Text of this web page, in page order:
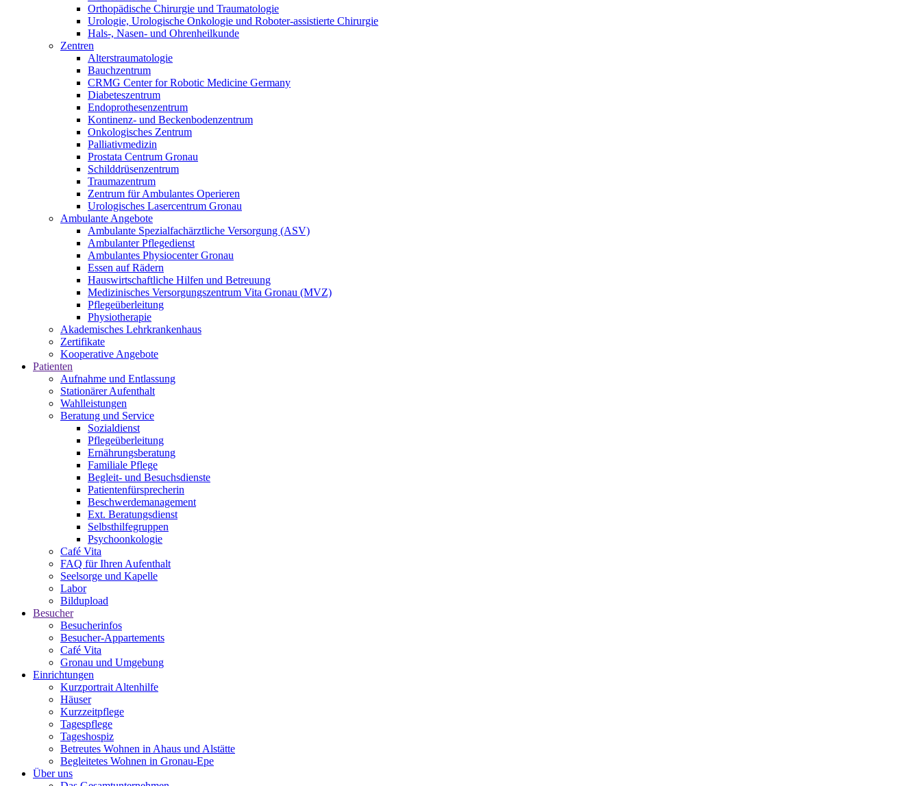
Orthopädische Chirurgie und Traumatologie
Urologie, Urologische Onkologie und Roboter-assistierte Chirurgie
Hals-, Nasen- und Ohrenheilkunde
Zentren
Alterstraumatologie
Bauchzentrum
CRMG Center for Robotic Medicine Germany
Diabeteszentrum
Endoprothesenzentrum
Kontinenz- und Beckenbodenzentrum
Onkologisches Zentrum
Palliativmedizin
Prostata Centrum Gronau
Schilddrüsenzentrum
Traumazentrum
Zentrum für Ambulantes Operieren
Urologisches Lasercentrum Gronau
Ambulante Angebote
Ambulante Spezialfachärztliche Versorgung (ASV)
Ambulanter Pflegedienst
Ambulantes Physiocenter Gronau
Essen auf Rädern
Hauswirtschaftliche Hilfen und Betreuung
Medizinisches Versorgungszentrum Vita Gronau (MVZ)
Pflegeüberleitung
Physiotherapie
Akademisches Lehrkrankenhaus
Zertifikate
Kooperative Angebote
Patienten
Aufnahme und Entlassung
Stationärer Aufenthalt
Wahlleistungen
Beratung und Service
Sozialdienst
Pflegeüberleitung
Ernährungsberatung
Familiale Pflege
Begleit- und Besuchsdienste
Patientenfürsprecherin
Beschwerdemanagement
Ext. Beratungsdienst
Selbsthilfegruppen
Psychoonkologie
Café Vita
FAQ für Ihren Aufenthalt
Seelsorge und Kapelle
Labor
Bildupload
Besucher
Besucherinfos
Besucher-Appartements
Café Vita
Gronau und Umgebung
Einrichtungen
Kurzportrait Altenhilfe
Häuser
Kurzzeitpflege
Tagespflege
Tageshospiz
Betreutes Wohnen in Ahaus und Alstätte
Begleitetes Wohnen in Gronau-Epe
Über uns